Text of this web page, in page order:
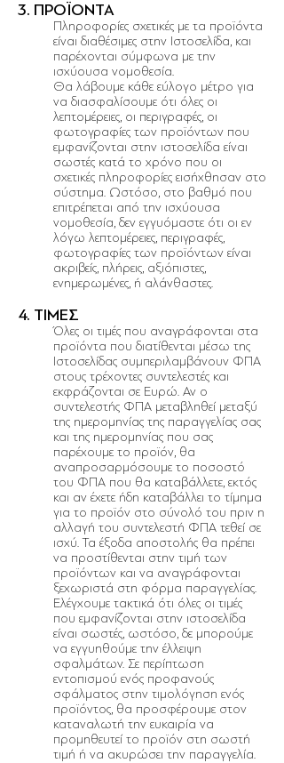
3. ΠΡΟΪΟΝΤΑ
Πληροφορίες σχετικές με τα προϊόντα
είναι διαθέσιμες στην Ιστοσελίδα, και
παρέχονται σύμφωνα με την
ισχύουσα νομοθεσία.
Θα λάβουμε κάθε εύλογο μέτρο για
να διασφαλίσουμε ότι όλες οι
λεπτομέρειες, οι περιγραφές, οι
φωτογραφίες των προϊόντων που
εμφανίζονται στην ιστοσελίδα είναι
σωστές κατά το χρόνο που οι
σχετικές πληροφορίες εισήχθησαν στο
σύστημα. Ωστόσο, στο βαθμό που
επιτρέπεται από την ισχύουσα
νομοθεσία, δεν εγγυόμαστε ότι οι εν
λόγω λεπτομέρειες, περιγραφές,
φωτογραφίες των προϊόντων είναι
ακριβείς, πλήρεις, αξιόπιστες,
ενημερωμένες, ή αλάνθαστες.
4. ΤΙΜΕΣ
Όλες οι τιμές που αναγράφονται στα
προϊόντα που διατίθενται μέσω της
Ιστοσελίδας συμπεριλαμβάνουν ΦΠΑ
στους τρέχοντες συντελεστές και
εκφράζονται σε Ευρώ. Αν ο
συντελεστής ΦΠΑ μεταβληθεί μεταξύ
της ημερομηνίας της παραγγελίας σας
και της ημερομηνίας που σας
παρέχουμε το προϊόν, θα
αναπροσαρμόσουμε το ποσοστό
του ΦΠΑ που θα καταβάλλετε, εκτός
και αν έχετε ήδη καταβάλλει το τίμημα
για το προϊόν στο σύνολό του πριν η
αλλαγή του συντελεστή ΦΠΑ τεθεί σε
ισχύ. Τα έξοδα αποστολής θα πρέπει
να προστίθενται στην τιμή των
προϊόντων και να αναγράφονται
ξεχωριστά στη φόρμα παραγγελίας.
Ελέγχουμε τακτικά ότι όλες οι τιμές
που εμφανίζονται στην ιστοσελίδα
είναι σωστές, ωστόσο, δε μπορούμε
να εγγυηθούμε την έλλειψη
σφαλμάτων. Σε περίπτωση
εντοπισμού ενός προφανούς
σφάλματος στην τιμολόγηση ενός
προϊόντος, θα προσφέρουμε στον
καταναλωτή την ευκαιρία να
προμηθευτεί το προϊόν στη σωστή
τιμή ή να ακυρώσει την παραγγελία.